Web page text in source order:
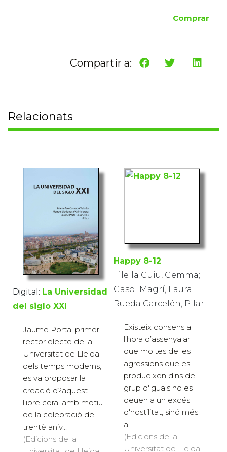
Comprar
Compartir a:
Relacionats
Digital: La Universidad
del siglo XXI
Jaume Porta, primer
rector electe de la
Universitat de Lleida
dels temps moderns,
es va proposar la
creació d?aquest
llibre coral amb motiu
de la celebració del
trentè aniv...
(Edicions de la
Happy 8-12
Filella Guiu, Gemma;
Gasol Magrí, Laura;
Rueda Carcelén, Pilar
Existeix consens a
l’hora d’assenyalar
que moltes de les
agressions que es
produeixen dins del
grup d'iguals no es
deuen a un excés
d'hostilitat, sinó més
a...
(Edicions de la
Universitat de Lleida,